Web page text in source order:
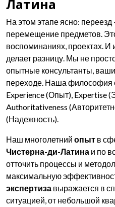
Латина
На этом этапе ясно: переезд
перемещение предметов.
воспоминаниях, проектах. И
делает разницу. Мы не
опытные консультанты,
переходе. Наша философия
Experience (Опыт), Expertise
Authoritativeness
(Надежность).
Наш многолетний опыт в
Чистерна-ди-Латина и по
отточить процессы и
максимальную
экспертиза выражается в
ситуацией, от небольшой